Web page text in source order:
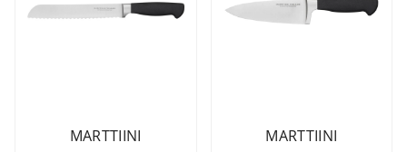
MARTTIINI MARTTIINI